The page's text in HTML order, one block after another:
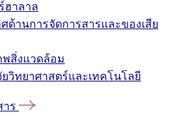
ฮาลาล
ด้านการจัดการสารและของเสีย
สิ่งแวดล้อม
วิทยาศาสตร์และเทคโนโลยี
าร